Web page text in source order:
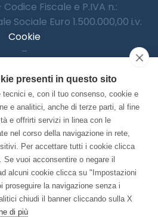
Fiscale e P.IVA n.:
Sociale Euro 1.500.000,00 i.v.
Cookie
–
–
di:
presenti in questo sito
e, con il tuo consenso, cookie e
e analitici, anche di terze parti, al fine
e offrirti servizi in linea con le
nel corso della navigazione in rete,
Per accettare tutti i cookie clicca
Se vuoi acconsentire o negare il
alcuni cookie clicca su "Impostazioni
proseguire la navigazione senza i
chiudi il banner cliccando sulla X
di più